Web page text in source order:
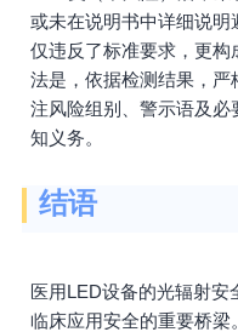
或未在说明书中详细说
仅违反了标准要求，更
法是，依据检测结果，
注风险组别、警示语及
知义务。
结语
医用LED设备的光辐射
临床应用安全的重要桥